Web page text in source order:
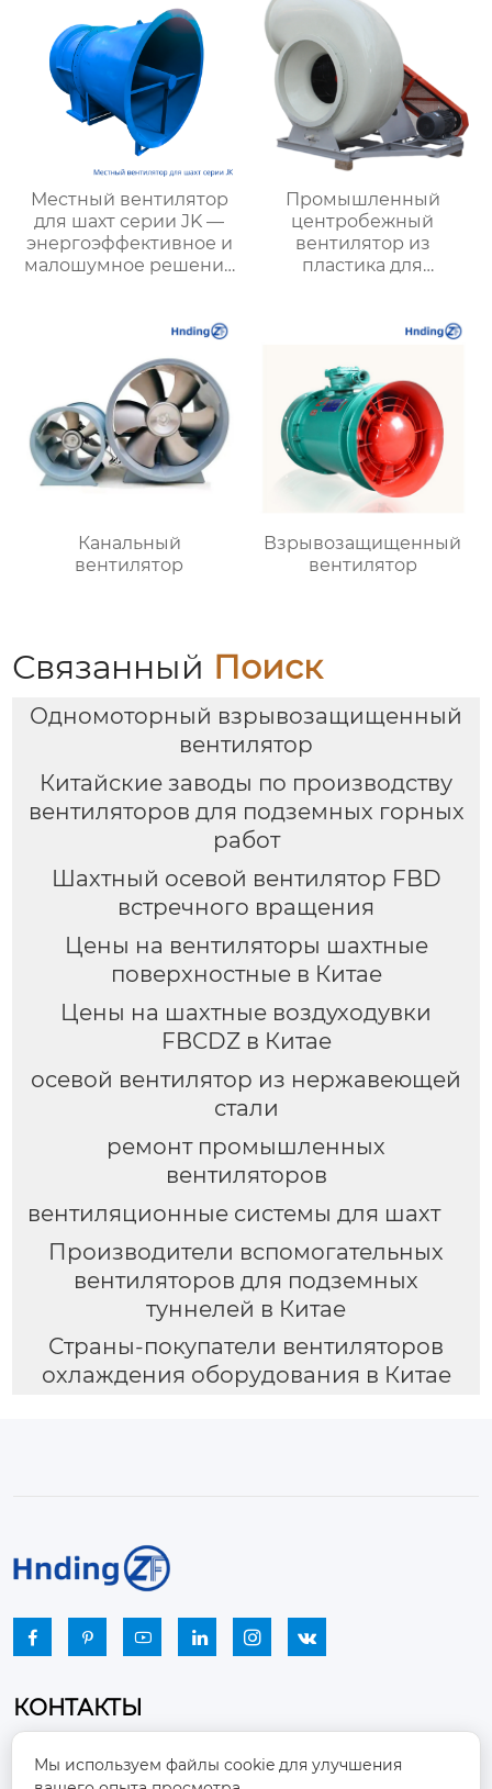
Местный вентилятор
для шахт серии JK —
энергоэффективное и
малошумное решение
Промышленный
центробежный
вентилятор из
пластика для
Канальный
вентилятор
Взрывозащищенный
вентилятор
Связанный Поиск
Одномоторный взрывозащищенный
вентилятор
Китайские заводы по производству
вентиляторов для подземных горных
работ
Шахтный осевой вентилятор FBD
встречного вращения
Цены на вентиляторы шахтные
поверхностные в Китае
Цены на шахтные воздуходувки
FBCDZ в Китае
осевой вентилятор из нержавеющей
стали
ремонт промышленных
вентиляторов
вентиляционные системы для шахт
Производители вспомогательных
вентиляторов для подземных
туннелей в Китае
Страны-покупатели вентиляторов
охлаждения оборудования в Китае
     
КОНТАКТЫ

Промышленный парк, город Наньцзяо,
район Чжоуцунь, город Цзыбо, провинция
Мы используем файлы cookie для улучшения